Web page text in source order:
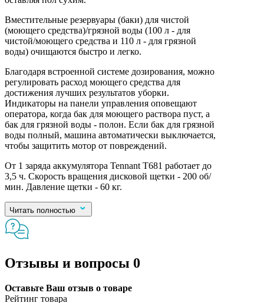
Вместительные резервуары (баки) для чистой
(моющего средства)/грязной воды (100 л - для
чистой/моющего средства и 110 л - для грязной
воды) очищаются быстро и легко.
Благодаря встроенной системе дозирования, можно
регулировать расход моющего средства для
достижения лучших результатов уборки.
Индикаторы на панели управления оповещают
оператора, когда бак для моющего раствора пуст, а
бак для грязной воды - полон. Если бак для грязной
воды полный, машина автоматически выключается,
чтобы защитить мотор от повреждений.
От 1 заряда аккумулятора Tennant T681 работает до
3,5 ч. Скорость вращения дисковой щетки - 200 об/
мин. Давление щетки - 60 кг.
Читать полностью
Отзывы и вопросы 0
Оставьте Ваш отзыв о товаре
Рейтинг товара